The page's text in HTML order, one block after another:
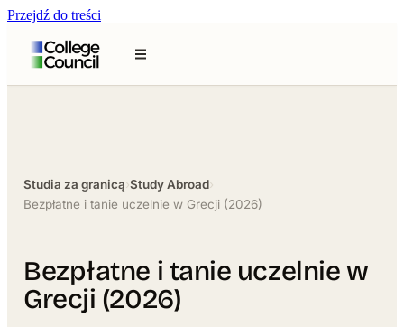
Przejdź do treści
Studia za granicą›Study Abroad›
Bezpłatne i tanie uczelnie w Grecji (2026)
Bezpłatne i tanie uczelnie w
Grecji (2026)